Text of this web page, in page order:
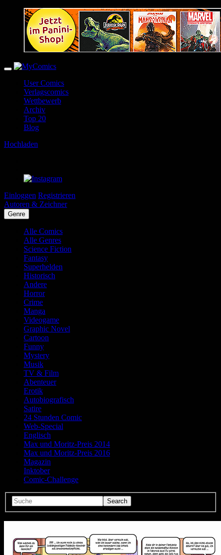
User Comics
Verlagscomics
Wettbewerb
Archiv
Top 20
Blog
Hochladen
Einloggen Registrieren
Autoren & Zeichner
Genre
Alle Comics
Alle Genres
Science Fiction
Fantasy
Superhelden
Historisch
Andere
Horror
Crime
Manga
Videogame
Graphic Novel
Cartoon
Funny
Mystery
Musik
TV & Film
Abenteuer
Erotik
Autobiografisch
Satire
24 Stunden Comic
Web-Special
Englisch
Max und Moritz-Preis 2014
Max und Moritz-Preis 2016
Magazin
Inktober
Comic-Challenge